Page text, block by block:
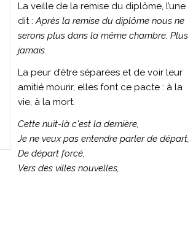
La veille de la remise du diplôme, l’une
dit :Après la remise du diplôme nous ne
serons plus dans la même chambre. Plus
jamais.
La peur d’être séparées et de voir leur
amitié mourir, elles font ce pacte : à la
vie, à la mort.
Cette nuit-là c'est la dernière,
Je ne veux pas entendre parler de départ,
De départ forcé,
Vers des villes nouvelles,